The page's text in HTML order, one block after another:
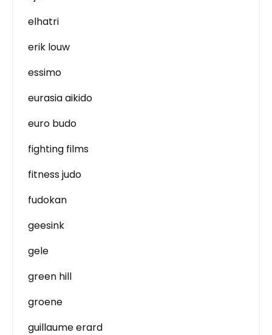
elhatri
erik louw
essimo
eurasia aikido
euro budo
fighting films
fitness judo
fudokan
geesink
gele
green hill
groene
guillaume erard